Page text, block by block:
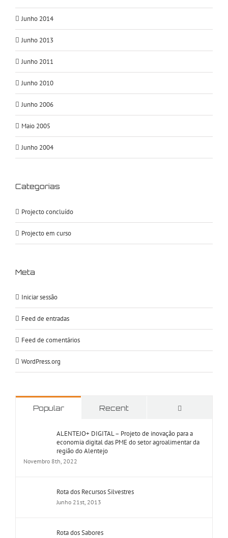
Junho 2014
Junho 2013
Junho 2011
Junho 2010
Junho 2006
Maio 2005
Junho 2004
Categorias
Projecto concluído
Projecto em curso
Meta
Iniciar sessão
Feed de entradas
Feed de comentários
WordPress.org
Popular Recent
ALENTEJO+ DIGITAL – Projeto de inovação para a
economia digital das PME do setor agroalimentar da
região do Alentejo
Novembro 8th, 2022
Rota dos Recursos Silvestres
Junho 21st, 2013
Rota dos Sabores